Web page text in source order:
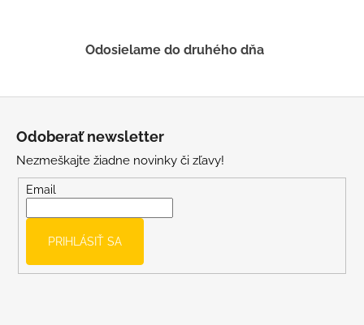
ý
s
Odosielame do druhého dňa
Odoberať newsletter
Nezmeškajte žiadne novinky či zľavy!
Email
PRIHLÁSIŤ SA